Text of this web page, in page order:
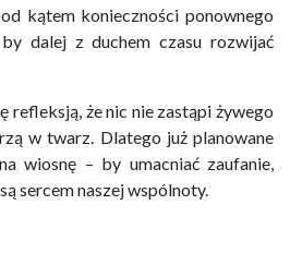
kątem konieczności ponownego
dalej z duchem czasu rozwijać
refleksją, że nic nie zastąpi żywego
w twarz. Dlatego już planowane
wiosnę – by umacniać zaufanie,
sercem naszej wspólnoty.